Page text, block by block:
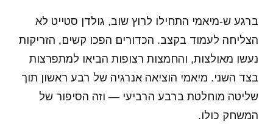
ברגע ש-מיאמי התחילו לרוץ שוב, גולדן סטייט לא
הצליחה לעמוד בקצב. הכדורים הפכו קשים, הזריקות
נעשו מאולצות, והחמצות רצופות הביאו למתפרצות
בצד השני. מיאמי הוציאה אנרגיה של רבע ראשון תוך
שליטה מוחלטת ברבע הרביעי — וזה הסיפור של
המשחק כולו.